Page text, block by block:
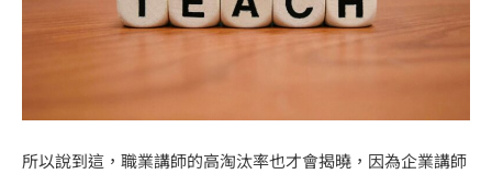
所以說到這，職業講師的高淘汰率也才會揭曉，因為企業講師